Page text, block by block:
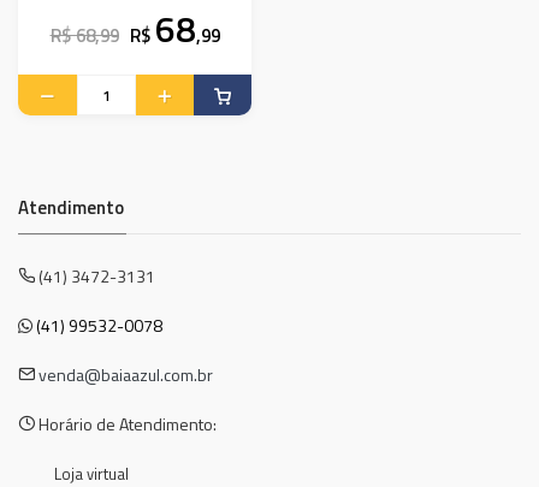
R$ 68,99 R$ 68,99
Atendimento
(41) 3472-3131
(41) 99532-0078
venda@baiaazul.com.br
Horário de Atendimento:
Loja virtual